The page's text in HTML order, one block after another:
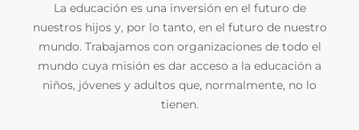
La educación es una inversión en el futuro de
nuestros hijos y, por lo tanto, en el futuro de nuestro
mundo. Trabajamos con organizaciones de todo el
mundo cuya misión es dar acceso a la educación a
niños, jóvenes y adultos que, normalmente, no lo
tienen.